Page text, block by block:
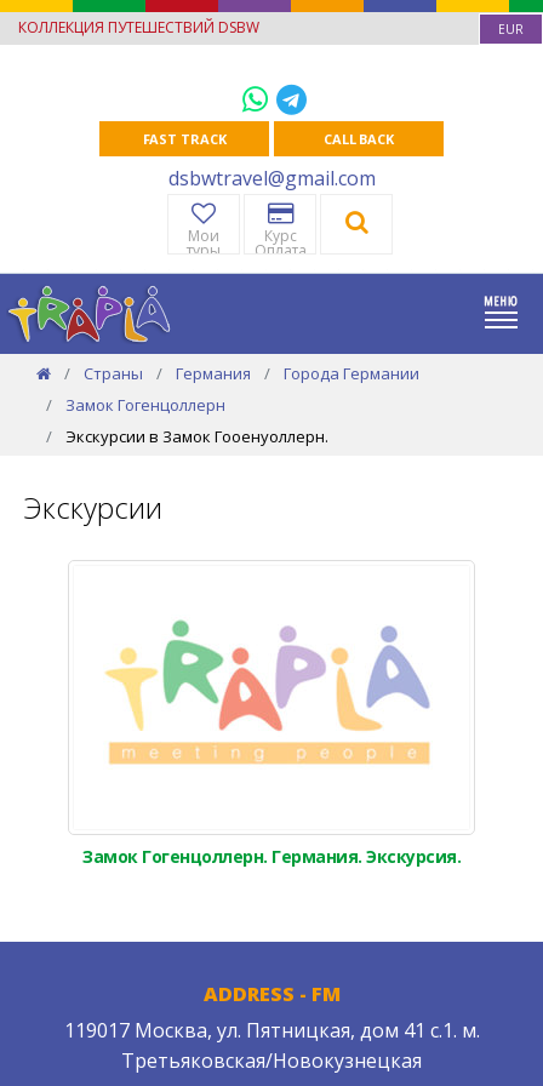
КОЛЛЕКЦИЯ ПУТЕШЕСТВИЙ DSBW EUR
FAST TRACK CALL BACK
dsbwtravel@gmail.com
Мои
туры
Курс
Оплата
Страны Германия
Города Германии
Замок Гогенцоллерн
Экскурсии в Замок Гооенуоллерн.
Экскурсии
Замок Гогенцоллерн. Германия. Экскурсия.
ADDRESS - FM
119017 Москва, ул. Пятницкая, дом 41 с.1. м.
Третьяковская/Новокузнецкая